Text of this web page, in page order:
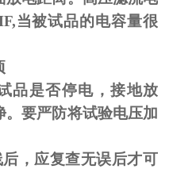
当被试品的电容量很
品是否停电，接地放
。要严防将试验电压加
，应复查无误后才可